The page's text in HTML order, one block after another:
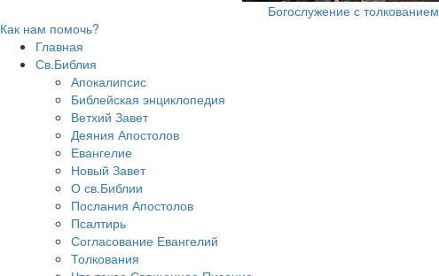
Богослужение с толкованием
Как нам помочь?
Главная
Св.Библия
Апокалипсис
Библейская энциклопедия
Ветхий Завет
Деяния Апостолов
Евангелие
Новый Завет
О св.Библии
Послания Апостолов
Псалтирь
Согласование Евангелий
Толкования